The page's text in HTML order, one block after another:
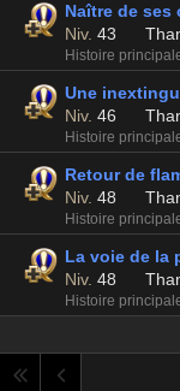
Naître de ses
Niv. 43
Histoire
Une
Niv. 46
Histoire
Retour de
Niv. 48
Histoire
La voie de la
Niv. 48
Histoire